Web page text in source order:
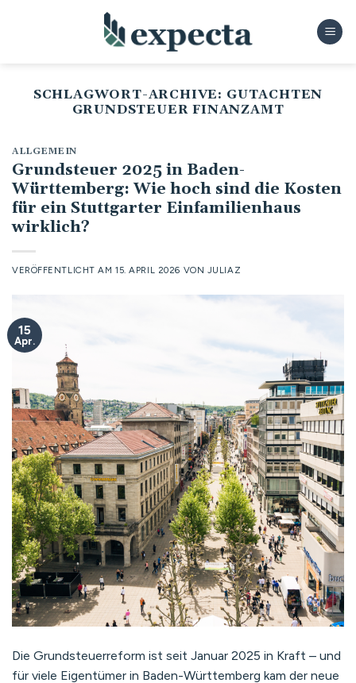
SCHLAGWORT-ARCHIVE: GUTACHTEN
GRUNDSTEUER FINANZAMT
ALLGEMEIN
Grundsteuer 2025 in Baden-
Württemberg: Wie hoch sind die Kosten
für ein Stuttgarter Einfamilienhaus
wirklich?
VERÖFFENTLICHT AM15. APRIL 2026 VON JULIAZ
15
Apr.
Die Grundsteuerreform ist seit Januar 2025 in Kraft – und
für viele Eigentümer in Baden-Württemberg kam der neue